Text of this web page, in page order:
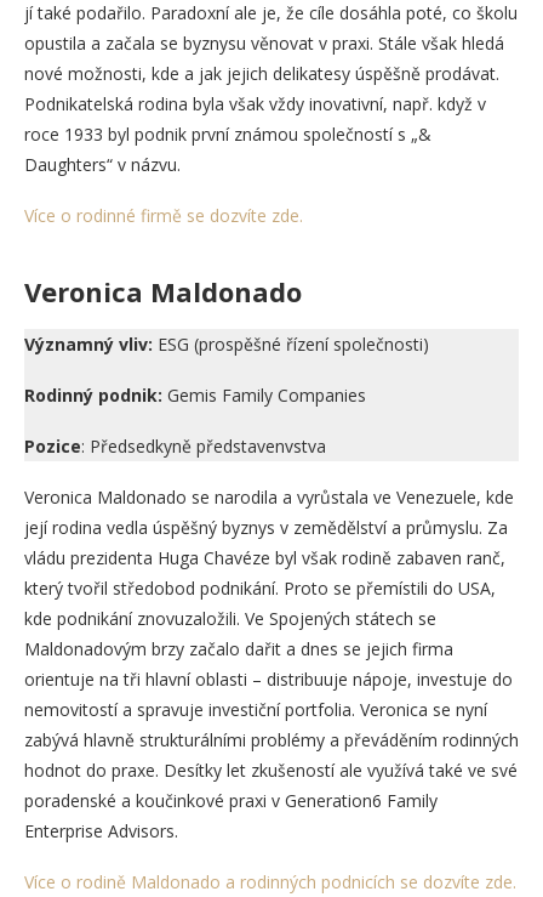
jí také podařilo. Paradoxní ale je, že cíle dosáhla poté, co školu
opustila a začala se byznysu věnovat v praxi. Stále však hledá
nové možnosti, kde a jak jejich delikatesy úspěšně prodávat.
Podnikatelská rodina byla však vždy inovativní, např. když v
roce 1933 byl podnik první známou společností s „&
Daughters“ v názvu.
Více o rodinné firmě se dozvíte zde.
Veronica Maldonado
Významný vliv: ESG (prospěšné řízení společnosti)
Rodinný podnik: Gemis Family Companies
Pozice: Předsedkyně představenvstva
Veronica Maldonado se narodila a vyrůstala ve Venezuele, kde
její rodina vedla úspěšný byznys v zemědělství a průmyslu. Za
vládu prezidenta Huga Chavéze byl však rodině zabaven ranč,
který tvořil středobod podnikání. Proto se přemístili do USA,
kde podnikání znovuzaložili. Ve Spojených státech se
Maldonadovým brzy začalo dařit a dnes se jejich firma
orientuje na tři hlavní oblasti – distribuuje nápoje, investuje do
nemovitostí a spravuje investiční portfolia. Veronica se nyní
zabývá hlavně strukturálními problémy a převáděním rodinných
hodnot do praxe. Desítky let zkušeností ale využívá také ve své
poradenské a koučinkové praxi v Generation6 Family
Enterprise Advisors.
Více o rodině Maldonado a rodinných podnicích se dozvíte zde.